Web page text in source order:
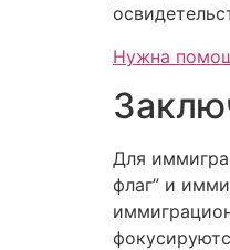
Нужна
Для
флаг” и